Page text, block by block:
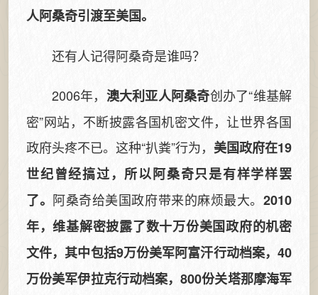
人阿桑奇引渡至美国。
还有人记得阿桑奇是谁吗？
2006年， 澳大利亚人阿桑奇创办了“维基解
密”网站，不断披露各国机密文件，让世界各国
政府头疼不已。这种“扒粪”行为， 美国政府在19
世纪曾经搞过，所以阿桑奇只是有样学样罢
了。 阿桑奇给美国政府带来的麻烦最大。2010
年，维基解密披露了数十万份美国政府的机密
文件，其中包括9万份美军阿富汗行动档案，40
万份美军伊拉克行动档案，800份关塔那摩海军